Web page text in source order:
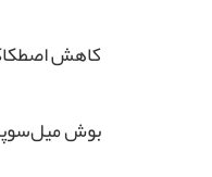
کاهش
بوش